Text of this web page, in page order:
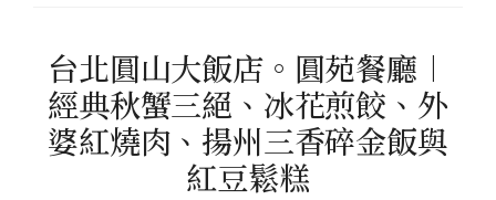
台北圓山大飯店。圓苑餐廳︱
經典秋蟹三絕、冰花煎餃、外
婆紅燒肉、揚州三香碎金飯與
紅豆鬆糕